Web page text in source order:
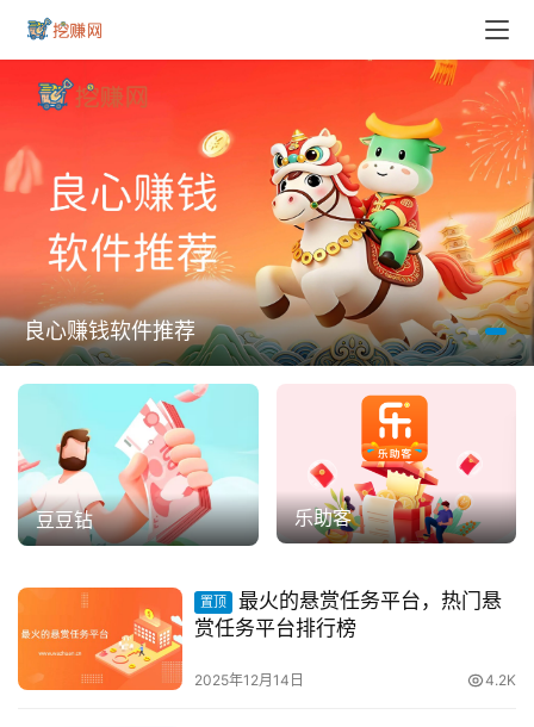
良心赚钱软件推荐
豆豆钻 乐助客
置顶 最火的悬赏任务平台，热门悬
赏任务平台排行榜
2025年12月14日 4.2K